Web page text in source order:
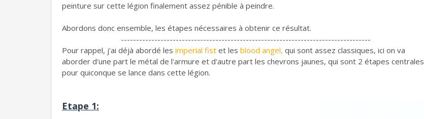
peinture sur cette légion finalement assez pénible à peindre.
Abordons donc ensemble, les étapes nécessaires à obtenir ce résultat.
----------------------------------------------------------------------------------
Pour rappel, j'ai déjà abordé les imperial fist et les blood angel, qui sont assez classiques, ici on va
aborder d'une part le métal de l'armure et d'autre part les chevrons jaunes, qui sont 2 étapes centrales
pour quiconque se lance dans cette légion.
Etape 1: